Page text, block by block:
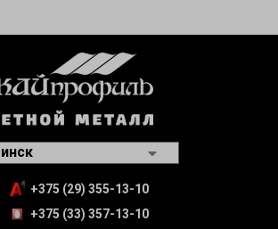
+375 (29) 355-13-10
+375 (33) 357-13-10